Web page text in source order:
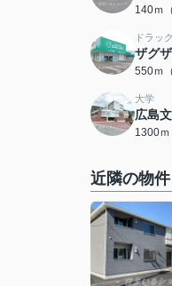
140ｍ
ドラッ
ザグ
550ｍ
大学
広島
1300ｍ
近隣の物件